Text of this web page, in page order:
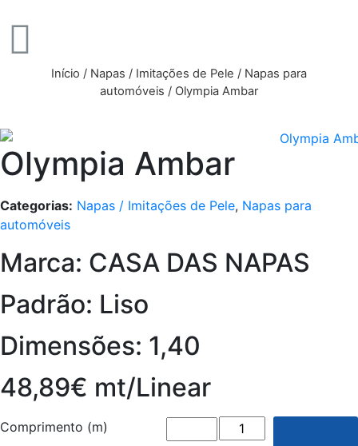
Início / Napas / Imitações de Pele / Napas para
automóveis / Olympia Ambar
Olympia Ambar
Categorias: Napas / Imitações de Pele, Napas para
automóveis
Marca: CASA DAS NAPAS
Padrão: Liso
Dimensões: 1,40
48,89€ mt/Linear
Comprimento (m)